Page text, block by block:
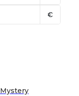
€
Mystery